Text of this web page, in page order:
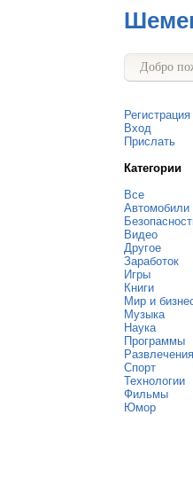
Добро
Регистрация
Вход
Прислать
Категории
Все
Автомобили
Видео
Другое
Заработок
Игры
Книги
Мир и
Музыка
Наука
Программы
Развлечения
Спорт
Технологии
Фильмы
Юмор